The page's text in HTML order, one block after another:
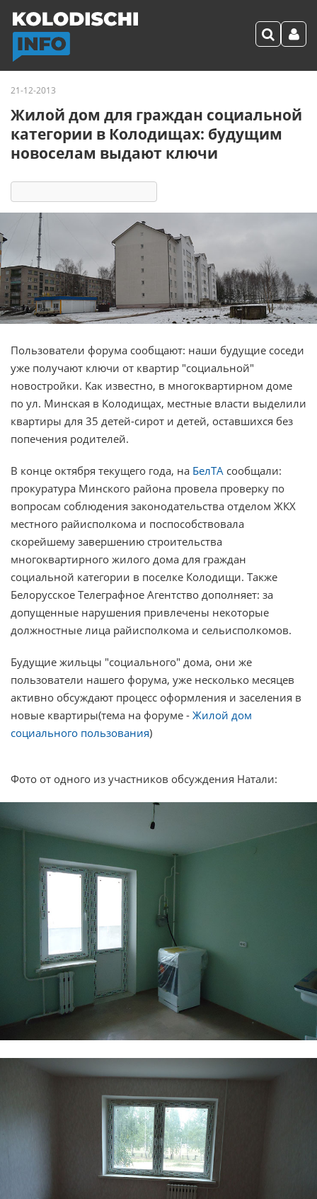
21-12-2013
Жилой дом для граждан социальной
категории в Колодищах: будущим
новоселам выдают ключи
Пользователи форума сообщают: наши будущие соседи
уже получают ключи от квартир "социальной"
новостройки. Как известно, в многоквартирном доме
по ул. Минская в Колодищах, местные власти выделили
квартиры для 35 детей-сирот и детей, оставшихся без
попечения родителей.
В конце октября текущего года, на БелТА сообщали:
прокуратура Минского района провела проверку по
вопросам соблюдения законодательства отделом ЖКХ
местного райисполкома и поспособствовала
скорейшему завершению строительства
многоквартирного жилого дома для граждан
социальной категории в поселке Колодищи. Также
Белорусское Телеграфное Агентство дополняет: за
допущенные нарушения привлечены некоторые
должностные лица райисполкома и сельисполкомов.
Будущие жильцы "социального" дома, они же
пользователи нашего форума, уже несколько месяцев
активно обсуждают процесс оформления и заселения в
новые квартиры(тема на форуме - Жилой дом
социального пользования)
Фото от одного из участников обсуждения Натали: